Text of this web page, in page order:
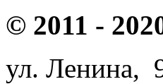
© 2011 -
ул. Ленина,